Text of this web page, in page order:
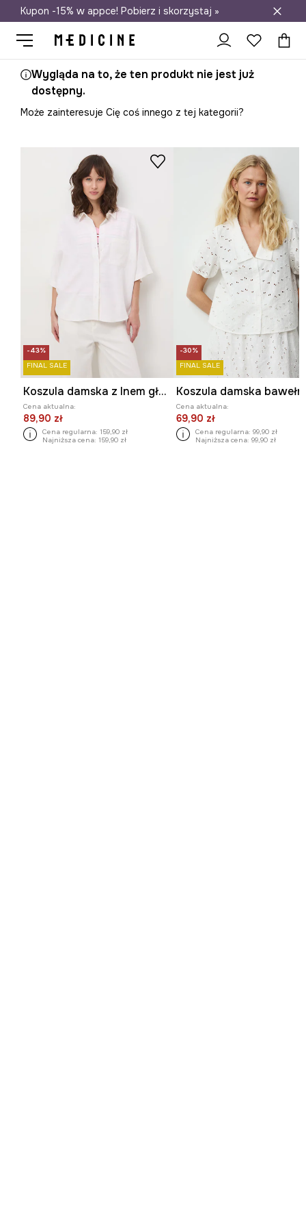
Darmowa dostawa do salonów
Kupon -15% w appce! Pobierz i skorzystaj »
Wygląda na to, że ten produkt nie jest już
dostępny.
Może zainteresuje Cię coś innego z tej kategorii?
-43%
FINAL SALE
Koszula damska z lnem gładka
Cena aktualna:
89,90 zł
Cena regularna: 159,90 zł
Najniższa cena: 159,90 zł
-30%
FINAL SALE
Cena aktualna:
69,90 zł
Cena regularna: 99,90 zł
Najniższa cena: 99,90 zł